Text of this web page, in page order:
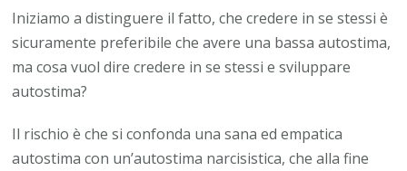
Iniziamo a distinguere il fatto, che credere in se stessi è
sicuramente preferibile che avere una bassa autostima,
ma cosa vuol dire credere in se stessi e sviluppare
autostima?
Il rischio è che si confonda una sana ed empatica
autostima con un’autostima narcisistica, che alla fine